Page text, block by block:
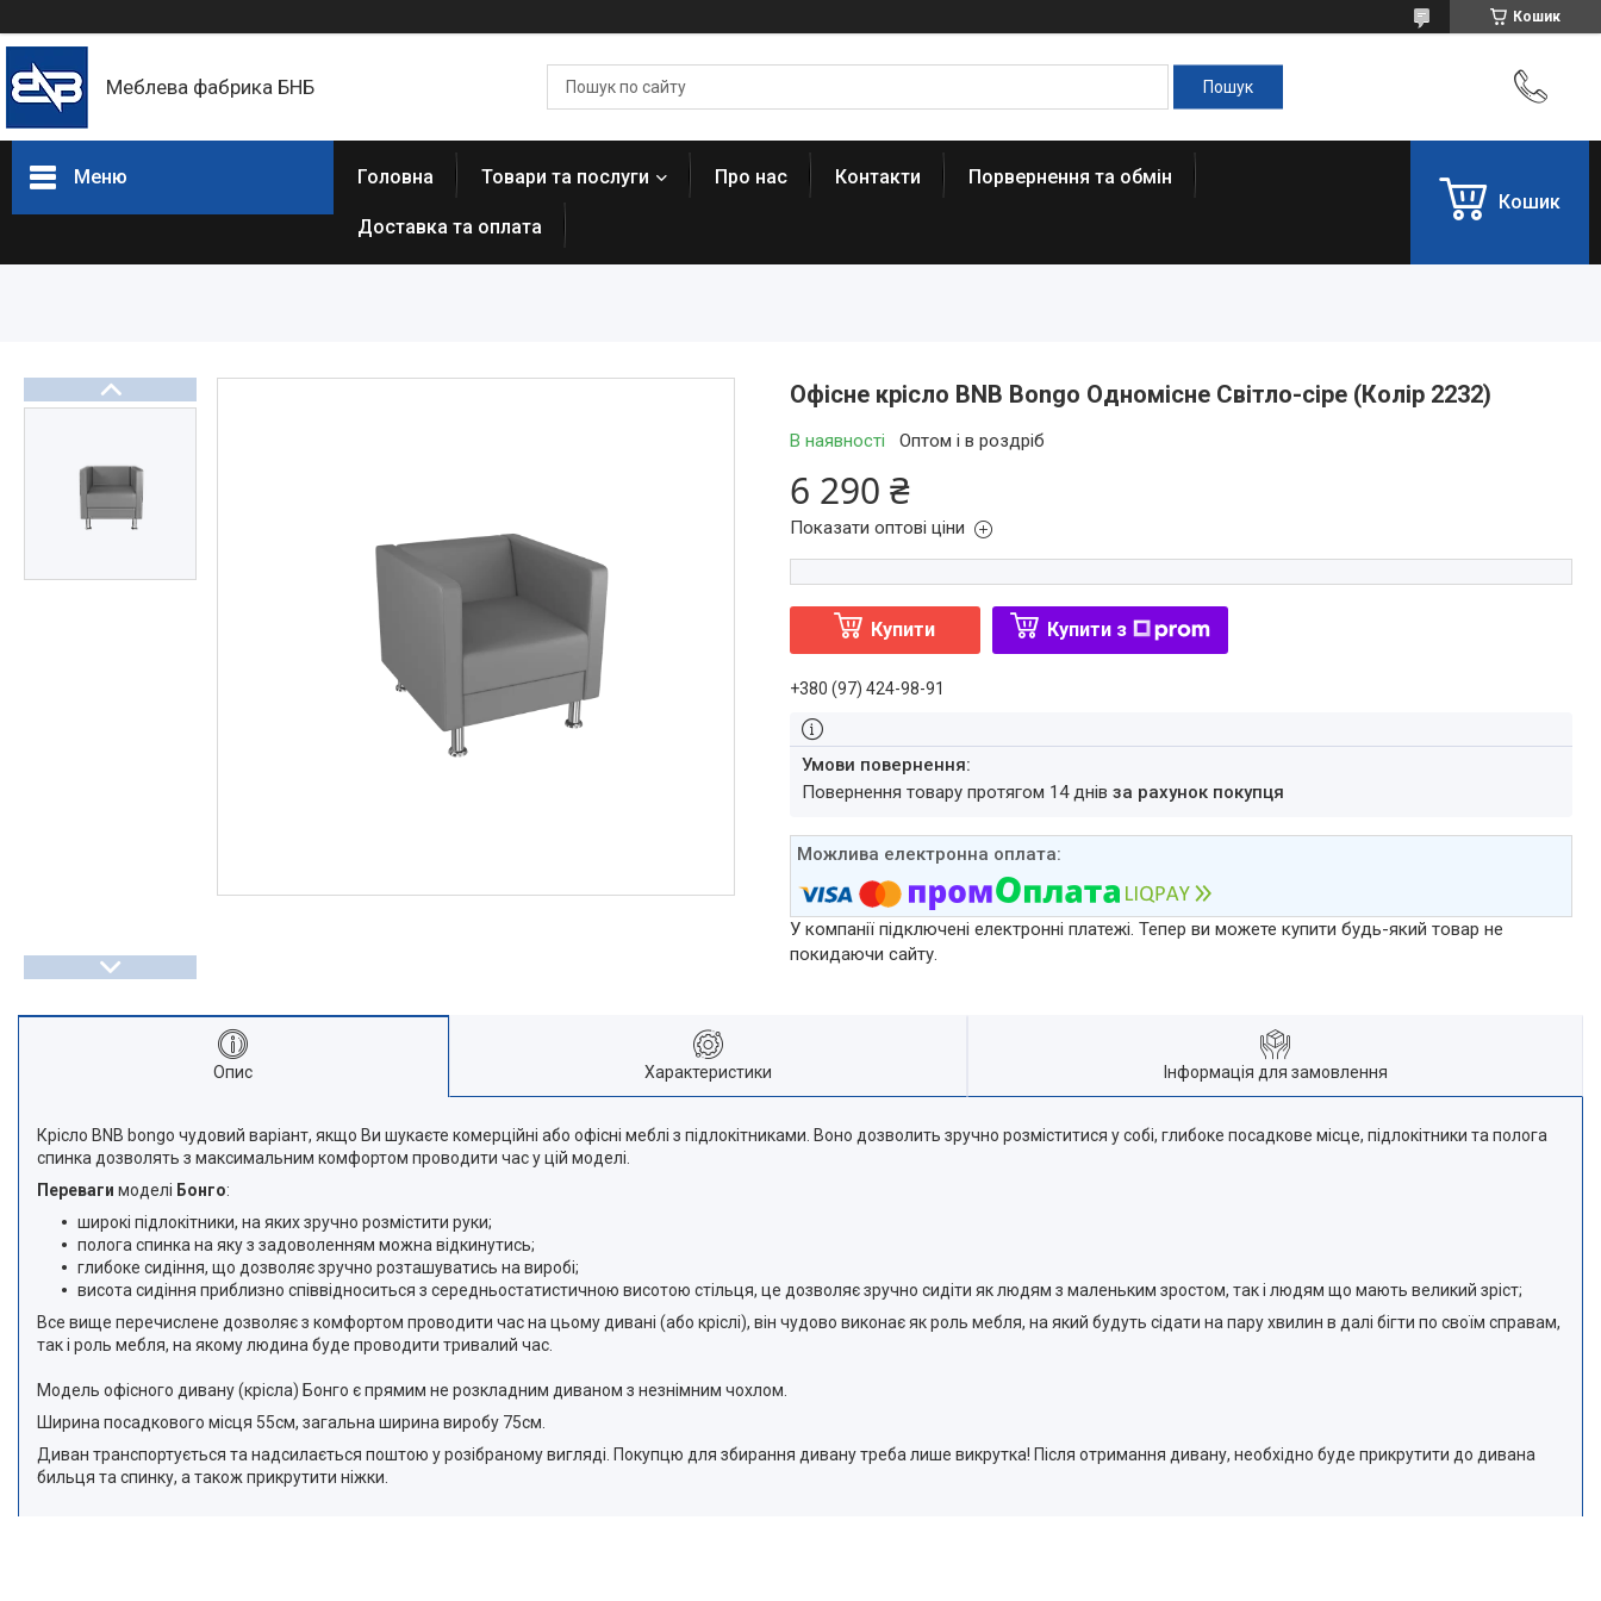
Кошик
Меблева фабрика БНБ
Меню Головна Товари та послуги Про нас Контакти Порвернення та обмін
Доставка та оплата
Кошик
Офісне крісло BNB Bongo Одномісне Світло-сіре (Колір 2232)
В наявності Оптом і в роздріб
6 290 ₴
Показати оптові ціни
Купити Купити з
+380 (97) 424-98-91
повернення товару протягом 14 днів за рахунок покупця
У компанії підключені електронні платежі. Тепер ви можете купити будь-який товар не
покидаючи сайту.
Опис Характеристики Інформація для замовлення
Крісло BNB bongo чудовий варіант, якщо Ви шукаєте комерційні або офісні меблі з підлокітниками. Воно дозволить зручно розміститися у собі, глибоке посадкове місце, підлокітники та полога
спинка дозволять з максимальним комфортом проводити час у цій моделі.
Переваги моделі Бонго:
широкі підлокітники, на яких зручно розмістити руки;
полога спинка на яку з задоволенням можна відкинутись;
глибоке сидіння, що дозволяє зручно розташуватись на виробі;
висота сидіння приблизно співвідноситься з середньостатистичною висотою стільця, це дозволяє зручно сидіти як людям з маленьким зростом, так і людям що мають великий зріст;
Все вище перечислене дозволяє з комфортом проводити час на цьому дивані (або кріслі), він чудово виконає як роль мебля, на який будуть сідати на пару хвилин в далі бігти по своїм справам,
так і роль мебля, на якому людина буде проводити тривалий час.
Модель офісного дивану (крісла) Бонго є прямим не розкладним диваном з незнімним чохлом.
Ширина посадкового місця 55см, загальна ширина виробу 75см.
Диван транспортується та надсилається поштою у розібраному вигляді. Покупцю для збирання дивану треба лише викрутка! Після отримання дивану, необхідно буде прикрутити до дивана
бильця та спинку, а також прикрутити ніжки.